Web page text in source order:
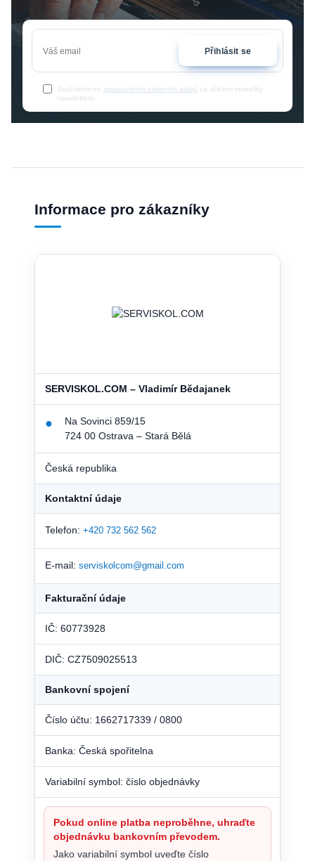
Přihlásit se
Souhlasím se zpracováním osobních údajů za účelem rozesílky
newsletteru.
Informace pro zákazníky
SERVISKOL.COM – Vladimír Bědajanek
●
Na Sovinci 859/15
724 00 Ostrava – Stará Bělá
Česká republika
Kontaktní údaje
Telefon: +420 732 562 562
E-mail: serviskolcom@gmail.com
Fakturační údaje
IČ: 60773928
DIČ: CZ7509025513
Bankovní spojení
Číslo účtu: 1662717339 / 0800
Banka: Česká spořitelna
Variabilní symbol: číslo objednávky
Pokud online platba neproběhne, uhraďte
objednávku bankovním převodem.
Jako variabilní symbol uveďte číslo